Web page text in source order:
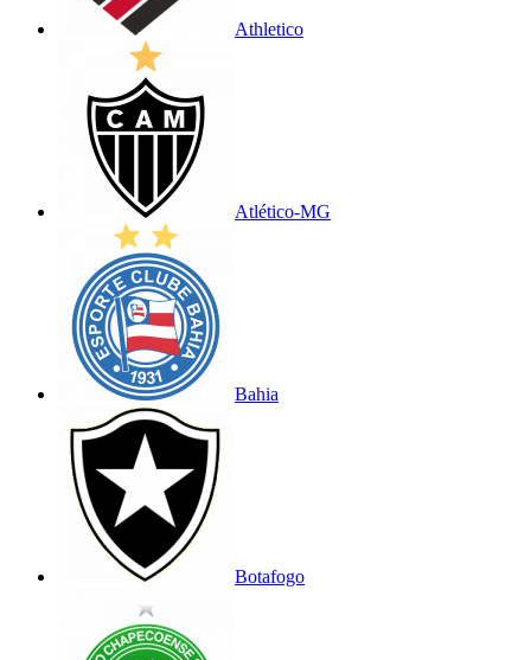
Athletico
Atlético-MG
Bahia
Botafogo